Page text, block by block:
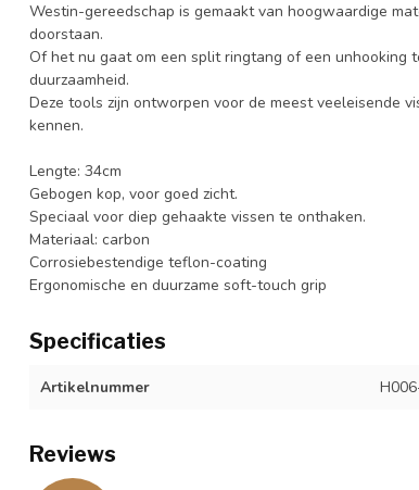
Westin-gereedschap is gemaakt van hoogwaardige
doorstaan.
Of het nu gaat om een ​​split ringtang of een
duurzaamheid.
Deze tools zijn ontworpen voor de meest veeleisende
kennen.
Lengte: 34cm
Gebogen kop, voor goed zicht.
Speciaal voor diep gehaakte vissen te onthaken.
Materiaal: carbon
Corrosiebestendige teflon-coating
Ergonomische en duurzame soft-touch grip
Specificaties
Artikelnummer
Reviews